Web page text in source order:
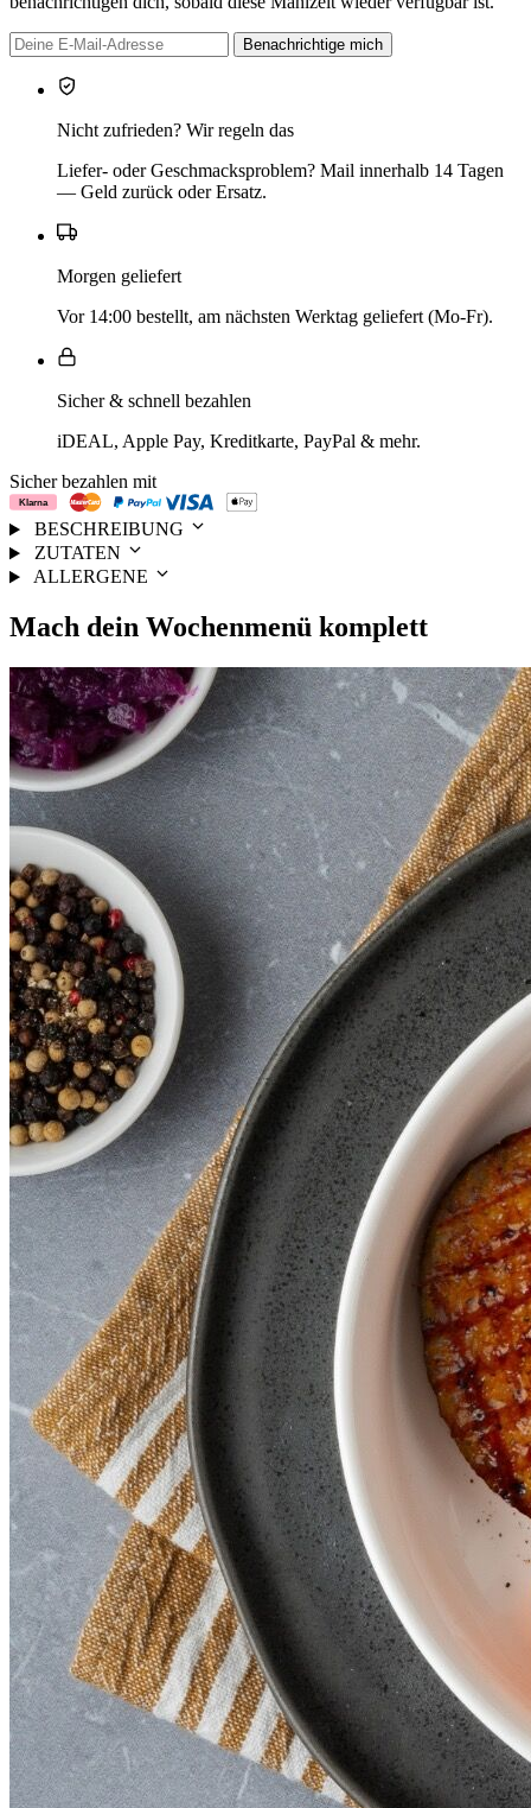
Benachrichtige mich
Nicht zufrieden? Wir regeln das
Liefer- oder Geschmacksproblem? Mail innerhalb 14 Tagen
— Geld zurück oder Ersatz.
Morgen geliefert
Vor 14:00 bestellt, am nächsten Werktag geliefert (Mo-Fr).
Sicher & schnell bezahlen
iDEAL, Apple Pay, Kreditkarte, PayPal & mehr.
Sicher bezahlen mit
BESCHREIBUNG
ZUTATEN
ALLERGENE
Mach dein Wochenmenü komplett